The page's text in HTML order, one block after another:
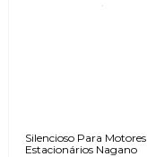
Silencioso Para Motores
Estacionários Nagano